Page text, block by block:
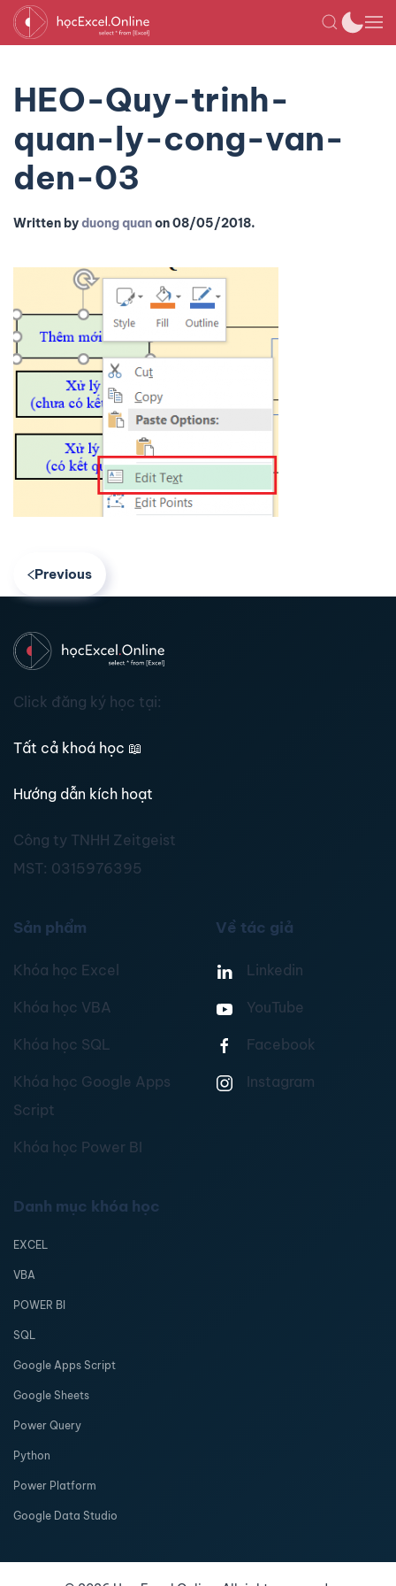
HEO-Quy-trinh-
quan-ly-cong-van-
den-03
Written byduong quanon08/05/2018.
Previous
Click đăng ký học tại:
Tất cả khoá học 📖
Hướng dẫn kích hoạt
Công ty TNHH Zeitgeist
MST: 0315976395
Sản phẩm
Khóa học Excel
Khóa học VBA
Khóa học SQL
Khóa học Google Apps
Script
Khóa học Power BI
Về tác giả
Linkedin
YouTube
Facebook
Instagram
Danh mục khóa học
EXCEL
VBA
POWER BI
SQL
Google Apps Script
Google Sheets
Power Query
Python
Power Platform
Google Data Studio